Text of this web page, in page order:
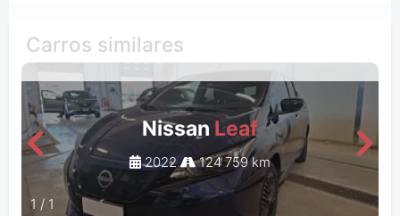
Carros similares
Nissan Leaf
2022 124 759 km
1 / 1